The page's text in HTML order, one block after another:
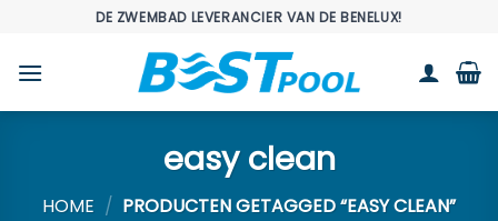
inhoud
DE ZWEMBAD LEVERANCIER VAN DE BENELUX!
easy clean
HOME / PRODUCTEN GETAGGED “EASY CLEAN”